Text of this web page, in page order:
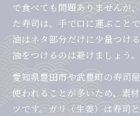
で食べても問題ありませんが
た寿司は、手で口に運ぶこと
油はネタ部分だけに少量つけ
油をつけるのは避けましょう。
愛知県豊田市や武豊町の寿司
使われることが多いため、素
ツです。ガリ（生姜）は寿司